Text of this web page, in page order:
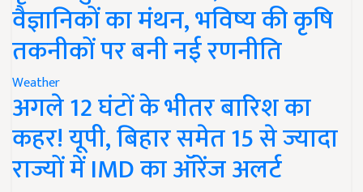
वैज्ञानिकों का मंथन, भविष्य की कृषि
तकनीकों पर बनी नई रणनीति
Weather
अगले 12 घंटों के भीतर बारिश का
कहर! यूपी, बिहार समेत 15 से ज्यादा
राज्यों में IMD का ऑरेंज अलर्ट